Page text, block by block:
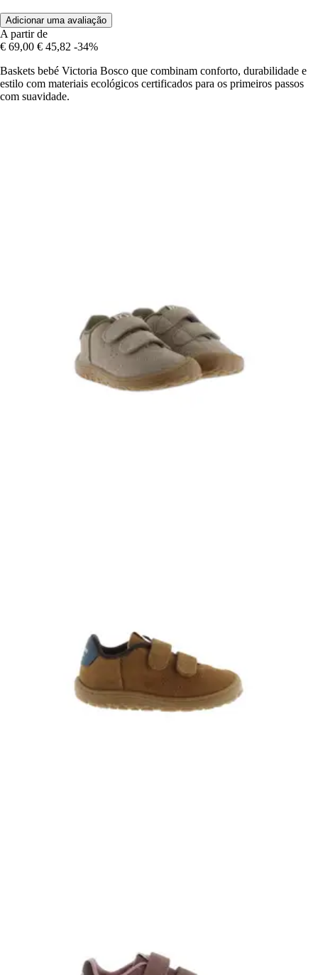
Adicionar uma avaliação
A partir de
€ 69,00 € 45,82 -34%
Baskets bebé Victoria Bosco que combinam conforto, durabilidade e
estilo com materiais ecológicos certificados para os primeiros passos
com suavidade.